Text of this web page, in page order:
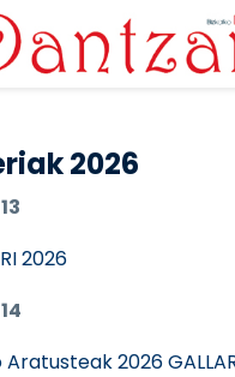
principal
2026
2026
2026